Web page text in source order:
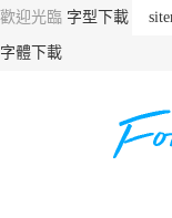
歡迎光臨 字型下載
字體下載